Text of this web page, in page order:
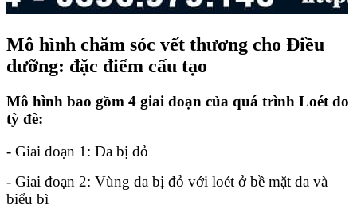
Mô hình chăm sóc vết thương cho Điều
dưỡng: đặc điểm cấu tạo
Mô hình bao gồm 4 giai đoạn của quá trình Loét do
tỳ đè:
- Giai đoạn 1: Da bị đỏ
- Giai đoạn 2: Vùng da bị đỏ với loét ở bề mặt da và
biểu bì